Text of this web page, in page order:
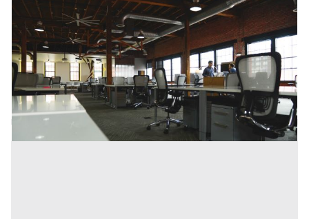
Startup: quali sono le maggiori cause che
provocano il fallimento di nuove aziende?
Mentre 9 startup su 10 lottano per sopravvivere
nell'orizzonte dei 5 anni, molti analisti e Venture
Capitalist si sono concentrati sui motivi che spiegano
perché un [...]